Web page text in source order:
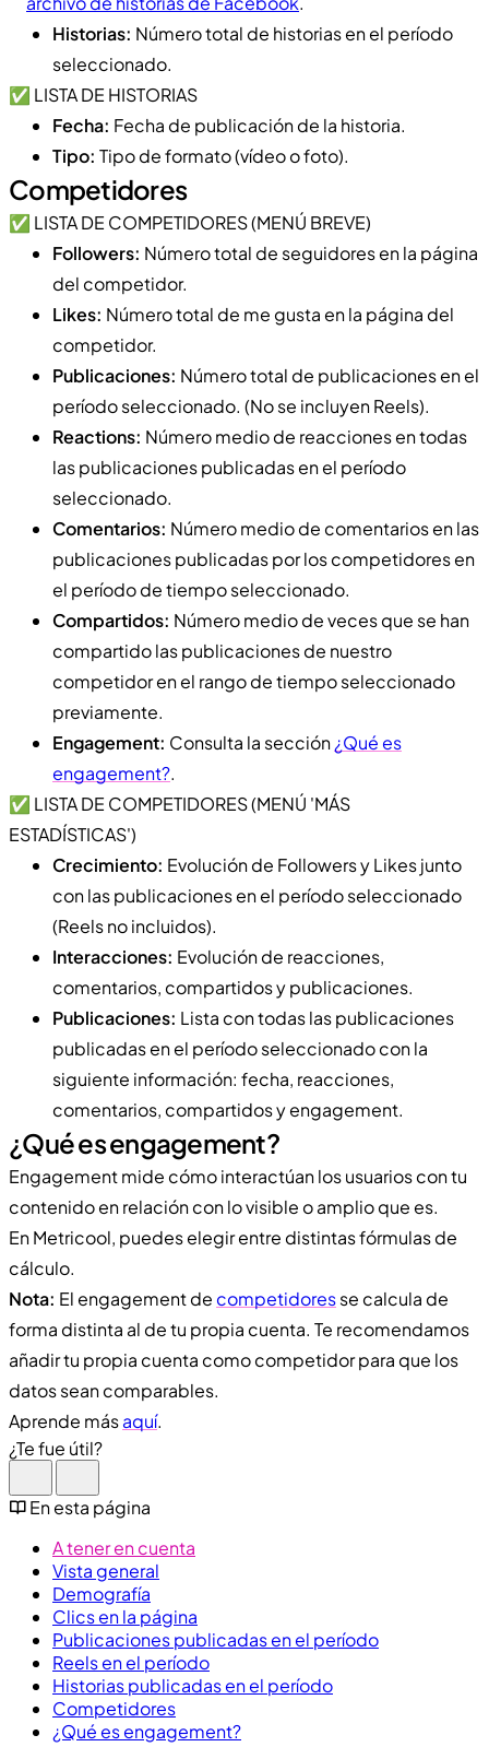
Historias: Número total de historias en el período
seleccionado.
✅ LISTA DE HISTORIAS
Fecha: Fecha de publicación de la historia.
Tipo: Tipo de formato (vídeo o foto).
Competidores
✅ LISTA DE COMPETIDORES (MENÚ BREVE)
Followers: Número total de seguidores en la página
del competidor.
Likes: Número total de me gusta en la página del
competidor.
Publicaciones: Número total de publicaciones en el
período seleccionado. (No se incluyen Reels).
Reactions: Número medio de reacciones en todas
las publicaciones publicadas en el período
seleccionado.
Comentarios: Número medio de comentarios en las
publicaciones publicadas por los competidores en
el período de tiempo seleccionado.
Compartidos: Número medio de veces que se han
compartido las publicaciones de nuestro
competidor en el rango de tiempo seleccionado
previamente.
Engagement: Consulta la sección¿Qué es
engagement?.
✅ LISTA DE COMPETIDORES (MENÚ 'MÁS
ESTADÍSTICAS')
Crecimiento: Evolución de Followers y Likes junto
con las publicaciones en el período seleccionado
(Reels no incluidos).
Interacciones: Evolución de reacciones,
comentarios, compartidos y publicaciones.
Publicaciones: Lista con todas las publicaciones
publicadas en el período seleccionado con la
siguiente información: fecha, reacciones,
comentarios, compartidos y engagement.
¿Qué es engagement?
Engagement mide cómo interactúan los usuarios con tu
contenido en relación con lo visible o amplio que es.
En Metricool, puedes elegir entre distintas fórmulas de
cálculo.
Nota: El engagement de competidoresse calcula de
forma distinta al de tu propia cuenta. Te recomendamos
añadir tu propia cuenta como competidor para que los
datos sean comparables.
Aprende másaquí.
¿Te fue útil?
En esta página
A tener en cuenta
Vista general
Demografía
Clics en la página
Publicaciones publicadas en el período
Reels en el período
Historias publicadas en el período
Competidores
¿Qué es engagement?